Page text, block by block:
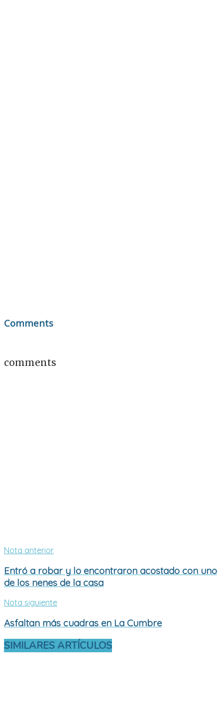
Comments
comments
Nota anterior
Entró a robar y lo encontraron acostado con uno
de los nenes de la casa
Nota siguiente
Asfaltan más cuadras en La Cumbre
SIMILARES ARTÍCULOS